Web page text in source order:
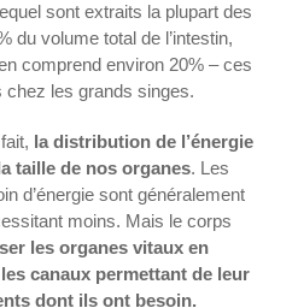
sont extraits la plupart des
du volume total de l’intestin,
comprend environ 20% – ces
chez les grands singes.
la distribution de l’énergie
taille de nos organes. Les
d’énergie sont généralement
moins. Mais le corps
les organes vitaux en
canaux permettant de leur
dont ils ont besoin.